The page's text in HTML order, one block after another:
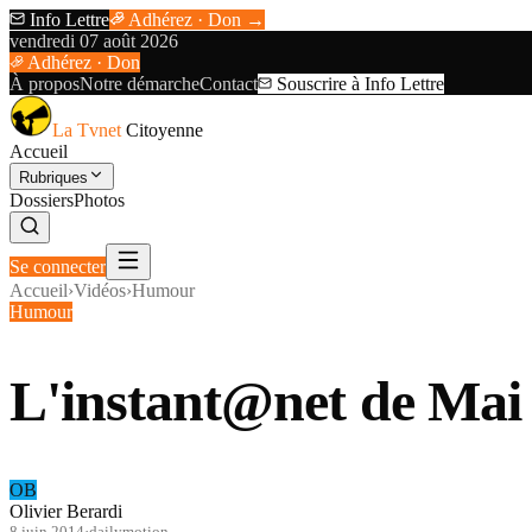
Info Lettre
Adhérez · Don →
vendredi 07 août 2026
Adhérez · Don
À proposNotre démarcheContact Souscrire à Info Lettre
La Tvnet Citoyenne
Accueil
Rubriques
DossiersPhotos
Se connecter
Accueil›Vidéos›Humour
Humour
L'instant@net de Mai
OB
Olivier Berardi